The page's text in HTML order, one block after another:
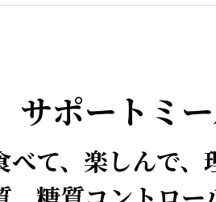
サポートミ
べて、楽しんで、